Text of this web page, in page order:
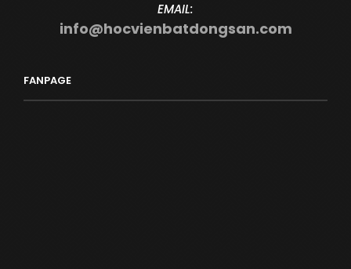
EMAIL:
info@hocvienbatdongsan.com
FANPAGE